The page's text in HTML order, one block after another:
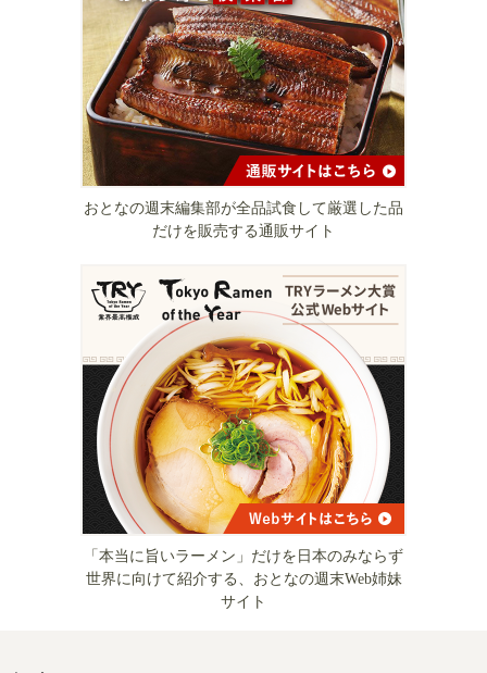
おとなの週末編集部が全品試食して厳選した品
だけを販売する通販サイト
「本当に旨いラーメン」だけを日本のみならず
世界に向けて紹介する、おとなの週末Web姉妹
サイト